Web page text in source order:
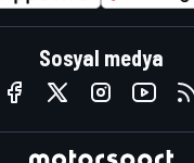
Sosyal medya